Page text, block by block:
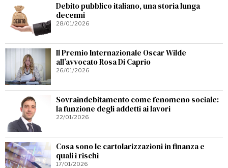
Debito pubblico italiano, una storia lunga
decenni
28/01/2026
Il Premio Internazionale Oscar Wilde
all’avvocato Rosa Di Caprio
26/01/2026
Sovraindebitamento come fenomeno sociale:
la funzione degli addetti ai lavori
22/01/2026
Cosa sono le cartolarizzazioni in finanza e
quali i rischi
17/01/2026